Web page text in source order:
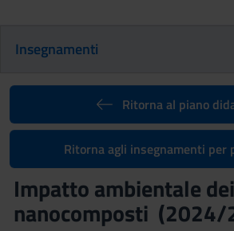
Insegnamenti
Ritorna al piano
Ritorna agli insegnamenti per
Impatto ambientale dei
nanocomposti (2024/